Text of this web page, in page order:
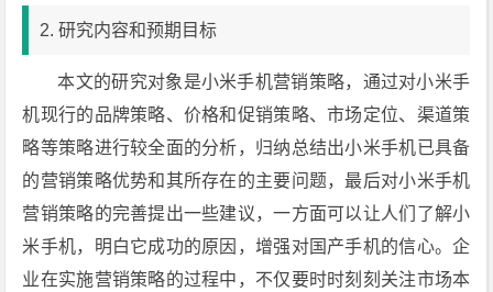
2. 研究内容和预期目标
本文的研究对象是小米手机营销策略，通过对小米手
机现行的品牌策略、价格和促销策略、市场定位、渠道策
略等策略进行较全面的分析，归纳总结出小米手机已具备
的营销策略优势和其所存在的主要问题，最后对小米手机
营销策略的完善提出一些建议，一方面可以让人们了解小
米手机，明白它成功的原因，增强对国产手机的信心。企
业在实施营销策略的过程中，不仅要时时刻刻关注市场本